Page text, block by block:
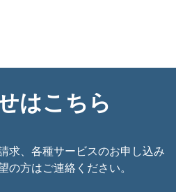
はこちら
求、各種サービスのお申し込み
の方はご連絡ください。